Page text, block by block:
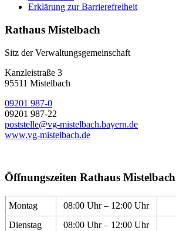
Erklärung zur Barrierefreiheit
Rathaus Mistelbach
Sitz der Verwaltungsgemeinschaft
Kanzleistraße 3
95511 Mistelbach
09201 987-0
09201 987-22
poststelle@vg-mistelbach.bayern.de
www.vg-mistelbach.de
Öffnungszeiten Rathaus Mistelbach
Montag 08:00 Uhr – 12:00 Uhr
Dienstag
08:00 Uhr – 12:00 Uhr